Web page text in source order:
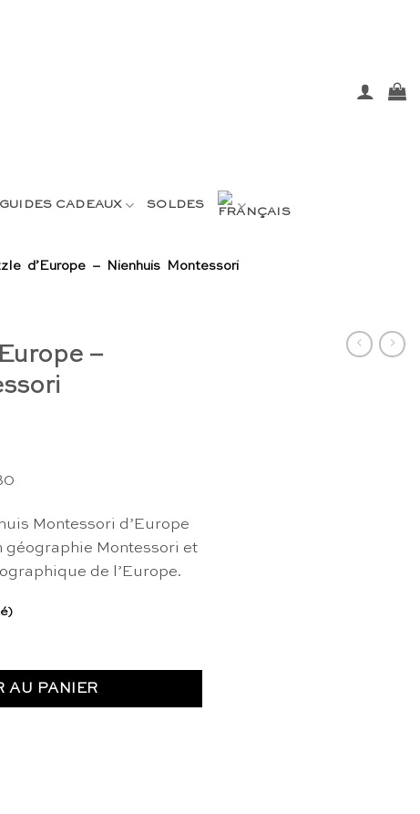
GUIDES CADEAUX SOLDES
d’Europe – Nienhuis Montessori
–
Montessori d’Europe
Montessori et
de l’Europe.
AU PANIER